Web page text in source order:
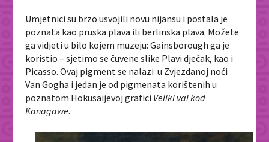
Umjetnici su brzo usvojili novu nijansu i postala je
poznata kao pruska plava ili berlinska plava. Možete
ga vidjeti u bilo kojem muzeju: Gainsborough ga je
koristio – sjetimo se čuvene slike Plavi dječak, kao i
Picasso. Ovaj pigment se nalazi u Zvjezdanoj noći
Van Gogha i jedan je od pigmenata korištenih u
poznatom Hokusaijevoj grafici Veliki val kod
Kanagawe.